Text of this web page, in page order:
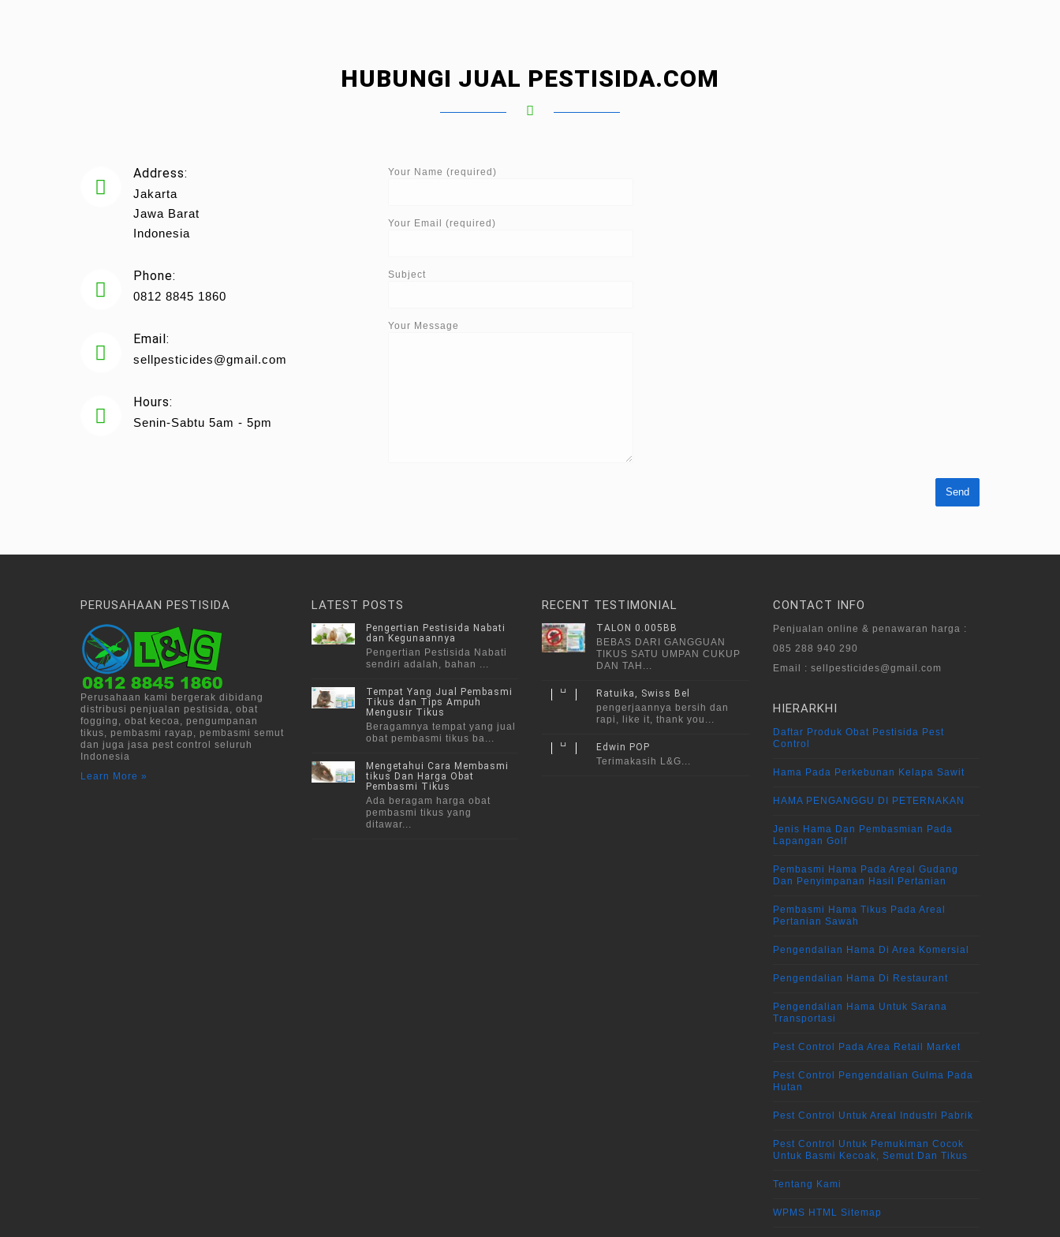
HUBUNGI JUAL PESTISIDA.COM
Address:
Jakarta
Jawa Barat
Indonesia
Phone:
0812 8845 1860
Email:
sellpesticides@gmail.com
Hours:
Senin-Sabtu 5am - 5pm
Your Name (required)
Your Email (required)
Subject
Your Message
PERUSAHAAN PESTISIDA
Perusahaan kami bergerak dibidang
distribusi penjualan pestisida, obat
fogging, obat kecoa, pengumpanan
tikus, pembasmi rayap, pembasmi semut
dan juga jasa pest control seluruh
Indonesia
Learn More »
LATEST POSTS
Pengertian Pestisida Nabati
dan Kegunaannya
Pengertian Pestisida Nabati
sendiri adalah, bahan ...
Tempat Yang Jual Pembasmi
Tikus dan Tips Ampuh
Mengusir Tikus
Beragamnya tempat yang jual
obat pembasmi tikus ba...
Mengetahui Cara Membasmi
tikus Dan Harga Obat
Pembasmi Tikus
Ada beragam harga obat
pembasmi tikus yang
ditawar...
RECENT TESTIMONIAL
TALON 0.005BB
BEBAS DARI GANGGUAN
TIKUS SATU UMPAN CUKUP
DAN TAH...
Ratuika, Swiss Bel
pengerjaannya bersih dan
rapi, like it, thank you...
Edwin POP
Terimakasih L&G...
CONTACT INFO
Penjualan online & penawaran harga :
085 288 940 290
Email : sellpesticides@gmail.com
HIERARKHI
Daftar Produk Obat Pestisida Pest
Control
Hama Pada Perkebunan Kelapa Sawit
HAMA PENGANGGU DI PETERNAKAN
Jenis Hama Dan Pembasmian Pada
Lapangan Golf
Pembasmi Hama Pada Areal Gudang
Dan Penyimpanan Hasil Pertanian
Pembasmi Hama Tikus Pada Areal
Pertanian Sawah
Pengendalian Hama Di Area Komersial
Pengendalian Hama Di Restaurant
Pengendalian Hama Untuk Sarana
Transportasi
Pest Control Pada Area Retail Market
Pest Control Pengendalian Gulma Pada
Hutan
Pest Control Untuk Areal Industri Pabrik
Pest Control Untuk Pemukiman Cocok
Untuk Basmi Kecoak, Semut Dan Tikus
Tentang Kami
WPMS HTML Sitemap